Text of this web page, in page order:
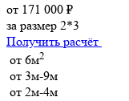
от 171 000 ₽
за размер 2*3
Получить расчёт
от 6м2
от 3м-9м
от 2м-4м